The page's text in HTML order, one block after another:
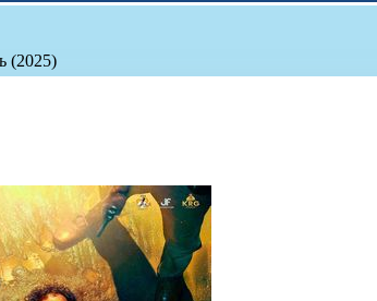
(2025)